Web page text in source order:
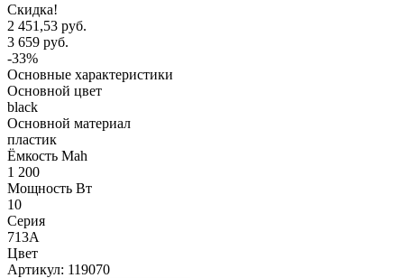
Скидка!
2 451,53 руб.
3 659 руб.
-33%
Основные характеристики
Основной цвет
black
Основной материал
пластик
Ёмкость Mah
1 200
Мощность Вт
10
Серия
713A
Цвет
Артикул: 119070